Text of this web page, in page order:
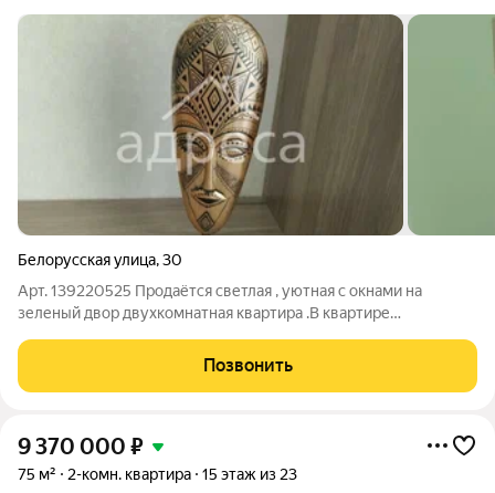
Белорусская улица,30
Арт. 139220525 Продаётся светлая , уютная с окнами на
зеленый двор двухкомнатная квартира .В квартире
электропроводка , стояки отопления , канализация и всё
водоотведение ).После ремонта никто не
Позвонить
9 370 000 ₽
75 м² 2-комн. квартира 15 этаж из 23